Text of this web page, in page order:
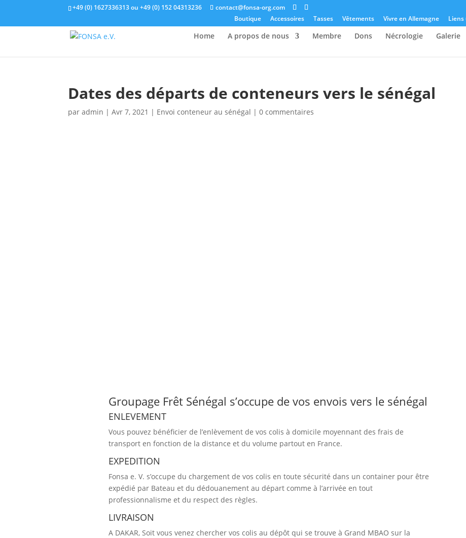
+49 (0) 1627336313 ou +49 (0) 152 04313236
contact@fonsa-org.com
Boutique
Accessoires Tasses Vêtements Vivre en Allemagne
Home A propos de nous Membre Dons Nécrologie Galerie
Dates des départs de conteneurs vers le sénégal
paradmin |Avr 7, 2021 | Envoi conteneur au sénégal |0 commentaires
Groupage Frêt Sénégal s’occupe de vos envois vers le sénégal
ENLEVEMENT
Vous pouvez bénéficier de l’enlèvement de vos colis à domicile moyennant des frais de
transport en fonction de la distance et du volume partout en France.
EXPEDITION
Fonsa e. V. s’occupe du chargement de vos colis en toute sécurité dans un container pour être
expédié par Bateau et du dédouanement au départ comme à l’arrivée en tout
professionnalisme et du respect des règles.
LIVRAISON
A DAKAR, Soit vous venez chercher vos colis au dépôt qui se trouve à Grand MBAO sur la